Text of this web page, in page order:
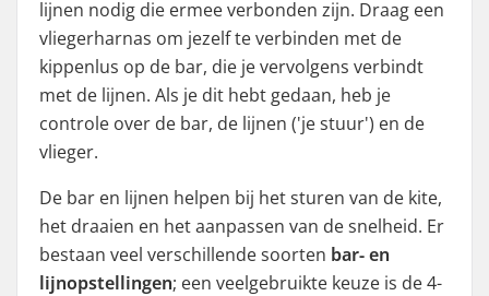
lijnen nodig die ermee verbonden zijn. Draag een
vliegerharnas om jezelf te verbinden met de
kippenlus op de bar, die je vervolgens verbindt
met de lijnen. Als je dit hebt gedaan, heb je
controle over de bar, de lijnen ('je stuur') en de
vlieger.
De bar en lijnen helpen bij het sturen van de kite,
het draaien en het aanpassen van de snelheid. Er
bestaan veel verschillende soorten bar- en
lijnopstellingen; een veelgebruikte keuze is de4-